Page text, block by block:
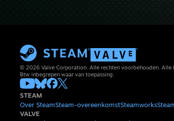
© 2026 Valve Corporation. Alle rechten voorbehouden. Alle
Btw inbegrepen waar van toepassing.
STEAM
Over SteamSteam-overeenkomstSteamworks
VALVE